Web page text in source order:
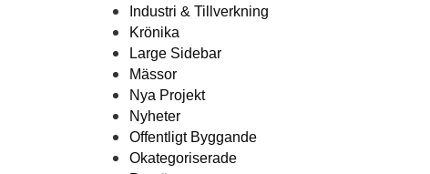
Industri & Tillverkning
Krönika
Large Sidebar
Mässor
Nya Projekt
Nyheter
Offentligt Byggande
Okategoriserade